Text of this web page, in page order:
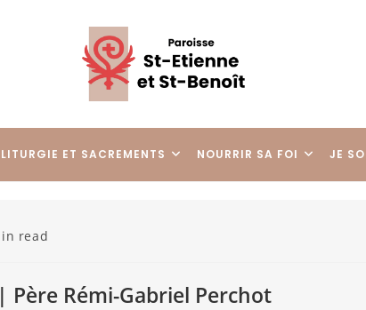
LITURGIE ET SACREMENTS NOURRIR SA FOI JE
read
Rémi-Gabriel Perchot